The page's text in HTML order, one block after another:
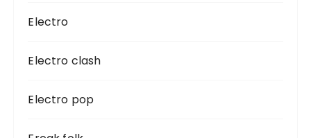
Electro
Electro clash
Electro pop